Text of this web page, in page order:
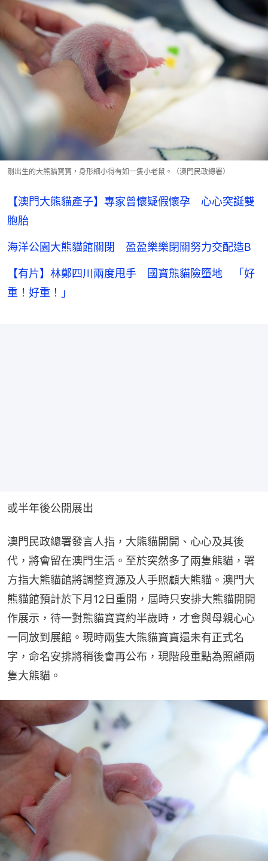
剛出生的大熊貓寶寶，身形細小得有如一隻小老鼠。（澳門民政總署）
【澳門大熊貓產子】專家曾懷疑假懷孕 心心突誕雙
胞胎
海洋公園大熊貓館關閉 盈盈樂樂閉關努力交配造B
【有片】林鄭四川兩度甩手 國寶熊貓險墮地 「好
重！好重！」
或半年後公開展出
澳門民政總署發言人指，大熊貓開開、心心及其後
代，將會留在澳門生活。至於突然多了兩隻熊貓，署
方指大熊貓館將調整資源及人手照顧大熊貓。澳門大
熊貓館預計於下月12日重開，屆時只安排大熊貓開開
作展示，待一對熊貓寶寶約半歲時，才會與母親心心
一同放到展館。現時兩隻大熊貓寶寶還未有正式名
字，命名安排將稍後會再公布，現階段重點為照顧兩
隻大熊貓。